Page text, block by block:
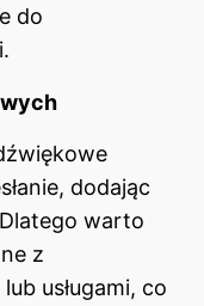
do
dodając
warto
z
usługami, co